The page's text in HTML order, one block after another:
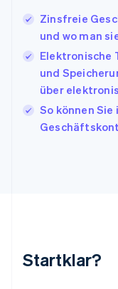
Zinsfreie
und wo man
Elektronische
und
über
So können
Startklar?
日本語 English
EnglishFrançais
Kroatien
EnglishItaliano
Lettland
Liechtenstein
DeutschEnglish
Mexiko